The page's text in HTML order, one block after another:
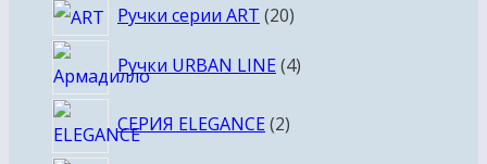
Ручки серии ART 2020
Ручки URBAN LINE 44
СЕРИЯ ELEGANCE 22